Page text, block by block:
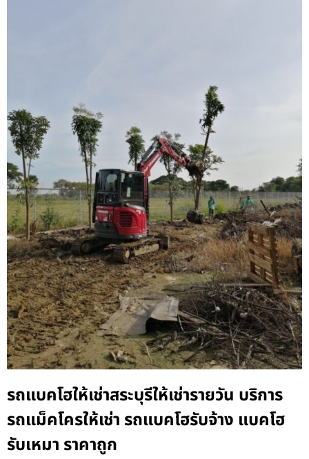
รถแบคโฮให้เช่าสระบุรีให้เช่ารายวัน บริการ
รถแม็คโครให้เช่า รถแบคโฮรับจ้าง แบคโฮ
รับเหมา ราคาถูก